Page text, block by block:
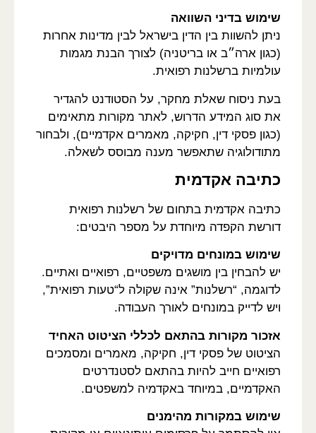
שימוש בדיני השוואה
ניתן להשוות בין הדין בישראל לבין מדינות אחרות
(כגון ארה״ב או בריטניה) לצורך הבנת מגמות
עולמיות ברשלנות רפואית.
בעת ניסוח שאלת מחקר, על הסטודנט להגדיר
את סוג המידע הדרוש, לאתר מקורות מתאימים
(כגון פסקי דין, חקיקה, מאמרים אקדמיים), ולבחור
מתודולוגיה שתאפשר מענה מבוסס לשאלה.
כתיבה אקדמית
כתיבה אקדמית בתחום של רשלנות רפואית
דורשת הקפדה מיוחדת על מספר היבטים:
שימוש במונחים מדויקים
יש להבחין בין מושגים משפטיים, רפואיים ואתיים.
לדוגמה, “רשלנות” אינה שקולה ל“טעות רפואית”,
ויש לדייק במונחים לאורך העבודה.
אזכור מקורות בהתאם לכללי הציטוט האחיד
הציטוט של פסקי דין, חקיקה, מאמרים ומסמכים
רפואיים חייב להיות בהתאם לסטנדרטים
האקדמיים, במיוחד באקדמיה למשפטים.
שימוש במקורות מהימנים